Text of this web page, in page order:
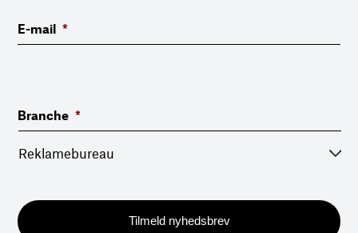
E-mail *
Branche *